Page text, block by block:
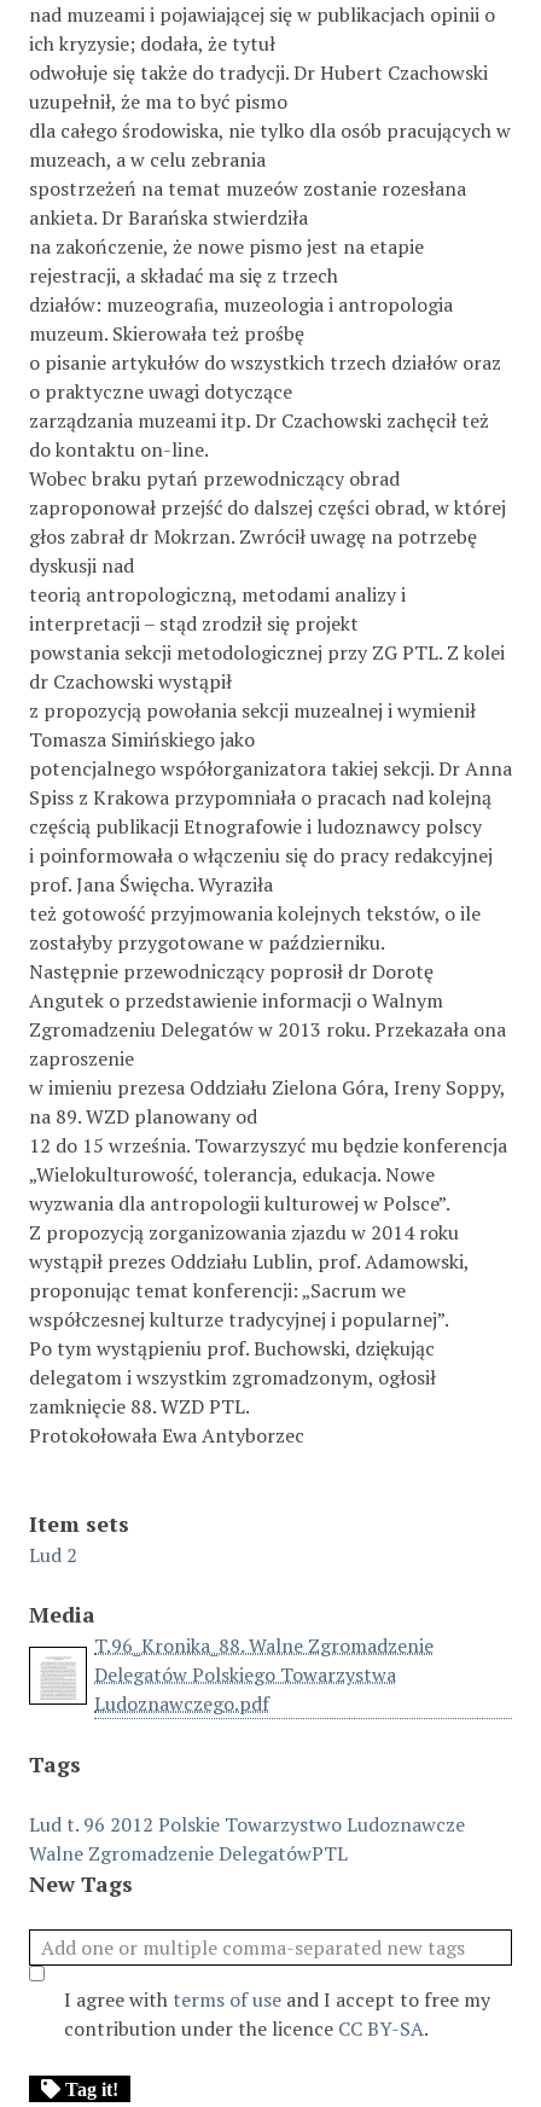
nad muzeami i pojawiającej się w publikacjach opinii o
ich kryzysie; dodała, że tytuł
odwołuje się także do tradycji. Dr Hubert Czachowski
uzupełnił, że ma to być pismo
dla całego środowiska, nie tylko dla osób pracujących w
muzeach, a w celu zebrania
spostrzeżeń na temat muzeów zostanie rozesłana
ankieta. Dr Barańska stwierdziła
na zakończenie, że nowe pismo jest na etapie
rejestracji, a składać ma się z trzech
działów: muzeograﬁa, muzeologia i antropologia
muzeum. Skierowała też prośbę
o pisanie artykułów do wszystkich trzech działów oraz
o praktyczne uwagi dotyczące
zarządzania muzeami itp. Dr Czachowski zachęcił też
do kontaktu on-line.
Wobec braku pytań przewodniczący obrad
zaproponował przejść do dalszej części obrad, w której
głos zabrał dr Mokrzan. Zwrócił uwagę na potrzebę
dyskusji nad
teorią antropologiczną, metodami analizy i
interpretacji – stąd zrodził się projekt
powstania sekcji metodologicznej przy ZG PTL. Z kolei
dr Czachowski wystąpił
z propozycją powołania sekcji muzealnej i wymienił
Tomasza Simińskiego jako
potencjalnego współorganizatora takiej sekcji. Dr Anna
Spiss z Krakowa przypomniała o pracach nad kolejną
częścią publikacji Etnografowie i ludoznawcy polscy
i poinformowała o włączeniu się do pracy redakcyjnej
prof. Jana Święcha. Wyraziła
też gotowość przyjmowania kolejnych tekstów, o ile
zostałyby przygotowane w październiku.
Następnie przewodniczący poprosił dr Dorotę
Angutek o przedstawienie informacji o Walnym
Zgromadzeniu Delegatów w 2013 roku. Przekazała ona
zaproszenie
w imieniu prezesa Oddziału Zielona Góra, Ireny Soppy,
na 89. WZD planowany od
12 do 15 września. Towarzyszyć mu będzie konferencja
„Wielokulturowość, tolerancja, edukacja. Nowe
wyzwania dla antropologii kulturowej w Polsce”.
Z propozycją zorganizowania zjazdu w 2014 roku
wystąpił prezes Oddziału Lublin, prof. Adamowski,
proponując temat konferencji: „Sacrum we
współczesnej kulturze tradycyjnej i popularnej”.
Po tym wystąpieniu prof. Buchowski, dziękując
delegatom i wszystkim zgromadzonym, ogłosił
zamknięcie 88. WZD PTL.
Protokołowała Ewa Antyborzec
Item sets
Lud 2
Media
T.96_Kronika_88. Walne Zgromadzenie
Delegatów Polskiego Towarzystwa
Ludoznawczego.pdf
Tags
Lud t. 96 2012 Polskie Towarzystwo Ludoznawcze
Walne Zgromadzenie DelegatówPTL
New Tags
I agree with terms of use and I accept to free my
contribution under the licence CC BY-SA.
Tag it!